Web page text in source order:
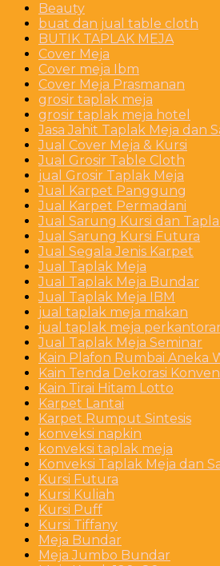
Beauty
buat dan jual table cloth
BUTIK TAPLAK MEJA
Cover Meja
Cover meja Ibm
Cover Meja Prasmanan
grosir taplak meja
grosir taplak meja hotel
Jasa Jahit Taplak Meja dan
Jual Cover Meja & Kursi
Jual Grosir Table Cloth
jual Grosir Taplak Meja
Jual Karpet Panggung
Jual Karpet Permadani
Jual Sarung Kursi dan
Jual Sarung Kursi Futura
Jual Segala Jenis Karpet
Jual Taplak Meja
Jual Taplak Meja Bundar
Jual Taplak Meja IBM
jual taplak meja makan
jual taplak meja
Jual Taplak Meja Seminar
Kain Plafon Rumbai Aneka
Kain Tenda Dekorasi
Kain Tirai Hitam Lotto
Karpet Lantai
Karpet Rumput Sintesis
konveksi napkin
konveksi taplak meja
Konveksi Taplak Meja dan
Kursi Futura
Kursi Kuliah
Kursi Puff
Kursi Tiffany
Meja Bundar
Meja Jumbo Bundar